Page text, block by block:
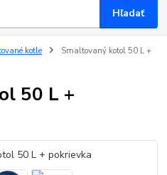
Hľadať
kotle
Smaltovaný kotol 50 L +
50 L +